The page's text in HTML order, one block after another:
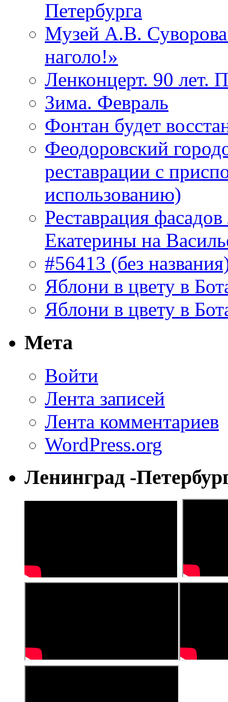
Петербурга
Музей А.В.
наголо!»
Ленконцерт. 90 лет.
Зима. Февраль
Фонтан будет
Феодоровский
реставрации с
использованию)
Реставрация
Екатерины на
#56413 (без
Яблони в цвету в
Яблони в цвету в
Мета
Войти
Лента записей
Лента комментариев
WordPress.org
Ленинград -